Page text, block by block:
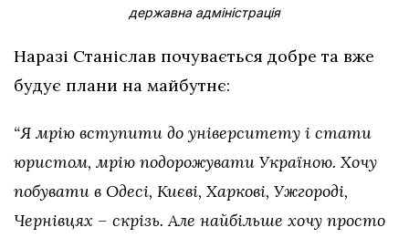
державна адміністрація
Наразі Станіслав почувається добре та вже
будує плани на майбутнє:
“Я мрію вступити до університету і стати
юристом, мрію подорожувати Україною. Хочу
побувати в Одесі, Києві, Харкові, Ужгороді,
Чернівцях – скрізь. Але найбільше хочу просто